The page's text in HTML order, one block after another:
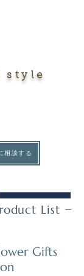
style
相談する
List −
Gifts